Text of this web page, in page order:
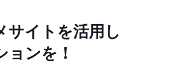
サイトを活用し
ョンを！